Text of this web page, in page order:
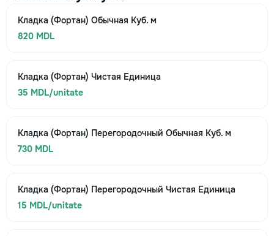
Кладка (Фортан) Обычная Куб. м
820 MDL
Кладка (Фортан) Чистая Единица
35 MDL/unitate
Кладка (Фортан) Перегородочный Обычная Куб. м
730 MDL
Кладка (Фортан) Перегородочный Чистая Единица
15 MDL/unitate